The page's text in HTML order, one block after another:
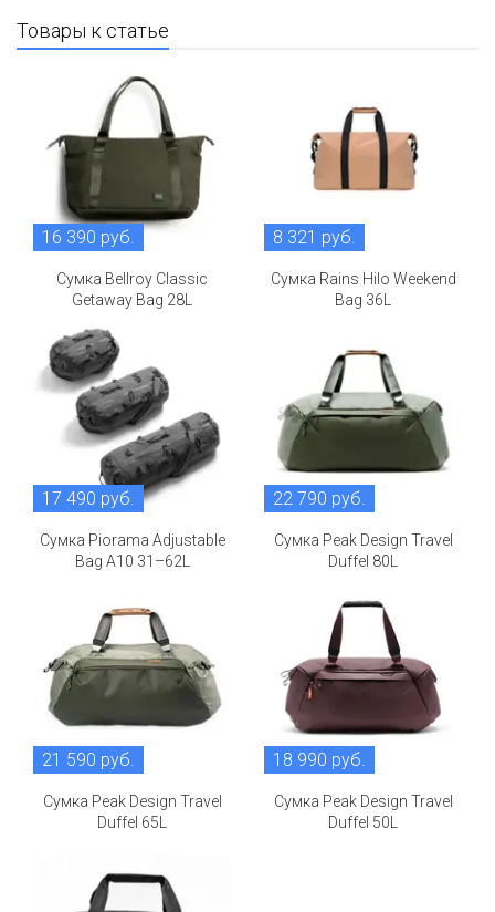
Товары к статье
16 390 руб.
Сумка Bellroy Classic
Getaway Bag 28L
8 321 руб.
Сумка Rains Hilo Weekend
Bag 36L
17 490 руб.
Сумка Piorama Adjustable
Bag A10 31–62L
22 790 руб.
Сумка Peak Design Travel
Duffel 80L
21 590 руб.
Сумка Peak Design Travel
Duffel 65L
18 990 руб.
Сумка Peak Design Travel
Duffel 50L